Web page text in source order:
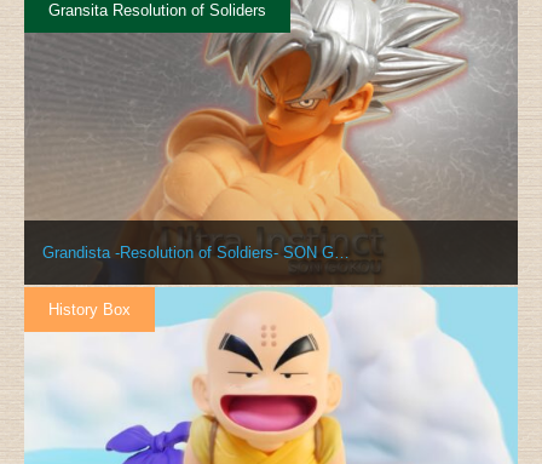
Gransita Resolution of Soliders
Grandista -Resolution of Soldiers- SON G…
History Box